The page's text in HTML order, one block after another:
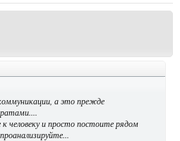
а это прежде
человеку и просто постоите рядом